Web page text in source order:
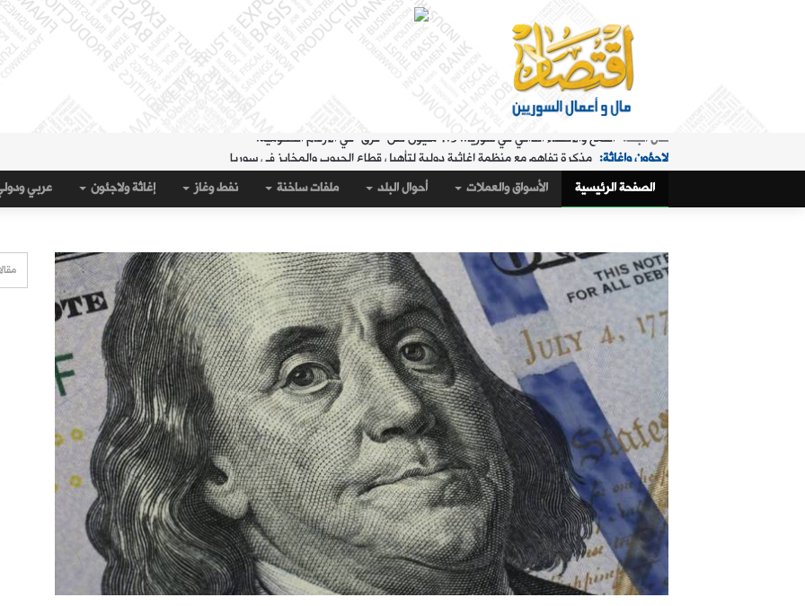
لاجؤون وإغاثة: مذكرة تفاهم مع منظمة إغاثية دولية لتأهيل قطاع الحبوب والمخابز في سوريا
الملفات الساخنة: "البريد" تقدم خدمة استبدال العملة في "المنطقة الشرقية" حتى 20 آب
حال البلد: مرسوم تكليف رمضان بإدارة هيئة الاستثمار
أسواق و عملات: كيف أغلق سعر صرف الليرة مقابل الدولار، مساء الثلاثاء؟
أسواق و عملات: تراجع طفيف في سعر صرف الليرة
عربي ودولي: ماذا وراء التدفق الجماعي لآلاف المغاربة على جيب سبتة؟
حال البلد: القمح والاكتفاء الذاتي في سوريا.. 1.5 مليون طن "فرق" في الأرقام الحكومية!
الصفحة الرئيسية الأسواق والعملات أحوال البلد ملفات ساخنة نفط وغاز إغاثة ولاجئون عربي